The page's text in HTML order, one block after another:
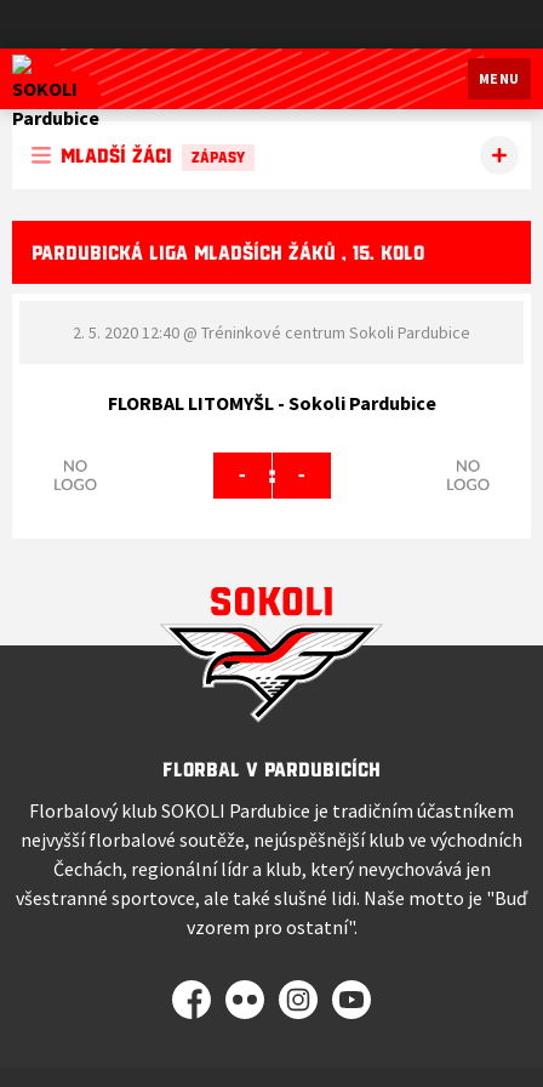
SOKOLI Pardubice
MENU
Mladší žáci ZÁPASY
PARDUBICKÁ LIGA MLADŠÍCH ŽÁKŮ , 15. KOLO
2. 5. 2020 12:40 @ Tréninkové centrum Sokoli Pardubice
FLORBAL LITOMYŠL - Sokoli Pardubice
- : -
Florbal v Pardubicích
Florbalový klub SOKOLI Pardubice je tradičním účastníkem
nejvyšší florbalové soutěže, nejúspěšnější klub ve východních
Čechách, regionální lídr a klub, který nevychovává jen
všestranné sportovce, ale také slušné lidi. Naše motto je "Buď
vzorem pro ostatní".
Facebook
Flickr Instagram
YouTube